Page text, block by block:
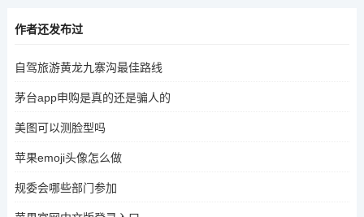
作者还发布过
自驾旅游黄龙九寨沟最佳路线
茅台app申购是真的还是骗人的
美图可以测脸型吗
苹果emoji头像怎么做
规委会哪些部门参加